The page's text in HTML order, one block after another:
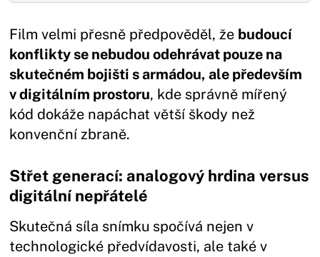
Film velmi přesně předpověděl, že budoucí
konflikty se nebudou odehrávat pouze na
skutečném bojišti s armádou, ale především
v digitálním prostoru, kde správně mířený
kód dokáže napáchat větší škody než
konvenční zbraně.
Střet generací: analogový hrdina versus
digitální nepřátelé
Skutečná síla snímku spočívá nejen v
technologické předvídavosti, ale také v